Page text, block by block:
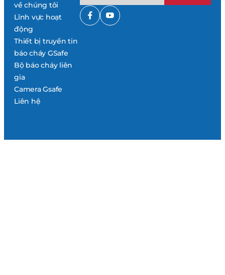
về chúng tôi
Lĩnh vực hoạt
động
Thiết bị truyền tin
báo cháy GSafe
Bộ báo cháy liên
gia
Camera Gsafe
Liên hệ